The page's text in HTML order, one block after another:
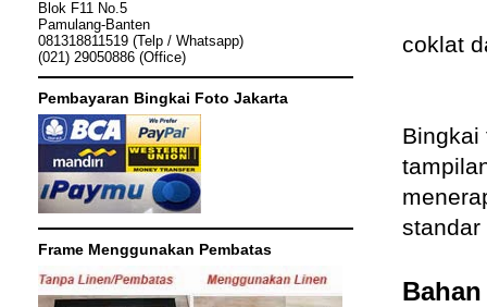
coklat
Bingkai
standar
Blok F11 No.5
Pamulang-Banten
081318811519 (Telp / Whatsapp)
(021) 29050886 (Office)
Pembayaran Bingkai Foto Jakarta
Frame Menggunakan Pembatas